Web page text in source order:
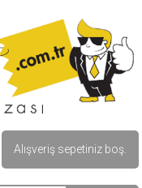
Alışveriş sepetiniz boş.